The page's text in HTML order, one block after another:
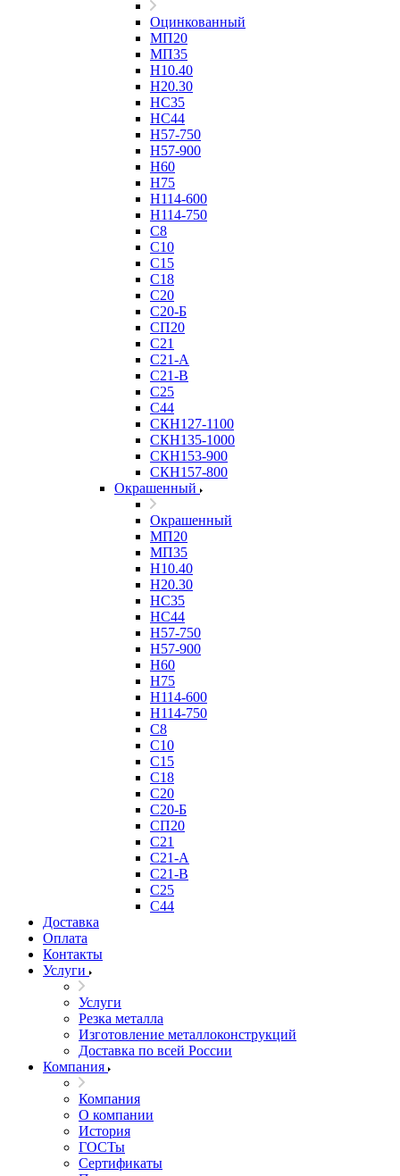
Оцинкованный
МП20
МП35
Н10.40
Н20.30
НС35
НС44
Н57-750
Н57-900
Н60
Н75
Н114-600
Н114-750
С8
С10
С15
С18
С20
С20-Б
СП20
С21
С21-А
С21-В
С25
С44
СКН127-1100
СКН135-1000
СКН153-900
СКН157-800
Окрашенный
Окрашенный
МП20
МП35
Н10.40
Н20.30
НС35
НС44
Н57-750
Н57-900
Н60
Н75
Н114-600
Н114-750
С8
С10
С15
С18
С20
С20-Б
СП20
С21
С21-А
С21-В
С25
С44
Доставка
Оплата
Контакты
Услуги
Услуги
Резка металла
Изготовление металлоконструкций
Доставка по всей России
Компания
Компания
О компании
История
ГОСТы
Сертификаты